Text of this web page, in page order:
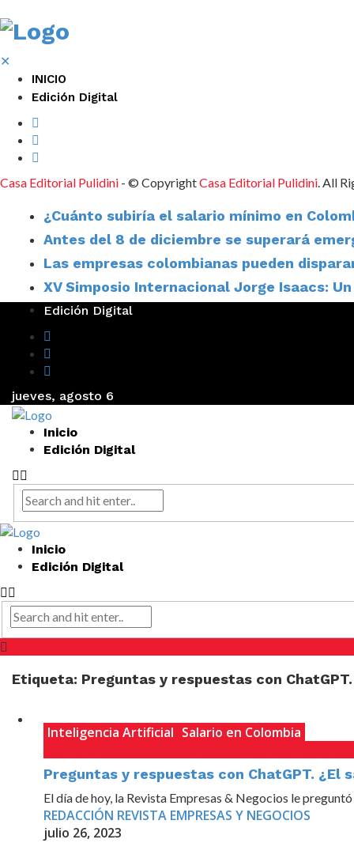
✕
INICIO
Edición Digital
Casa Editorial Pulidini - © CopyrightCasa Editorial Pulidini. All
¿Cuánto subiría el salario mínimo en
Antes del 8 de diciembre se superará
Las empresas colombianas pueden
XV Simposio Internacional Jorge Isaacs:
Edición Digital
jueves, agosto 6
Inicio
Edición Digital
Inicio
Edición Digital
Etiqueta: Preguntas y respuestas con
Inteligencia Artificial Salario en Colombia
Preguntas y respuestas con ChatGPT.
El día de hoy, la Revista Empresas & Negocios le
REDACCIÓN REVISTA EMPRESAS Y NEGOCIOS
julio 26, 2023